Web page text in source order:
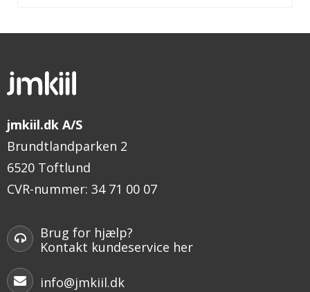
jmkiil.dk A/S
Brundtlandparken 2
6520 Toftlund
CVR-nummer: 34 71 00 07
Brug for hjælp?
Kontakt kundeservice her
info@jmkiil.dk